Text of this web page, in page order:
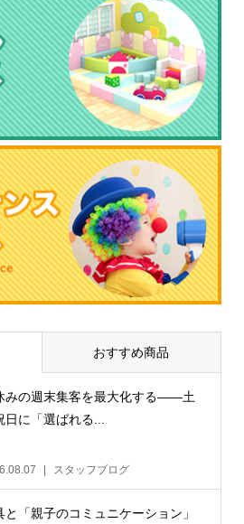
おすすめ商品
みの週末集客を最大化する——土
日に「選ばれる...
スタッフブログ
と「親子のコミュニケーション」